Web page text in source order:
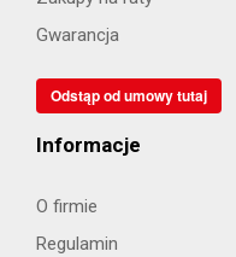
Gwarancja
Odstąp od umowy tutaj
Informacje
O firmie
Regulamin